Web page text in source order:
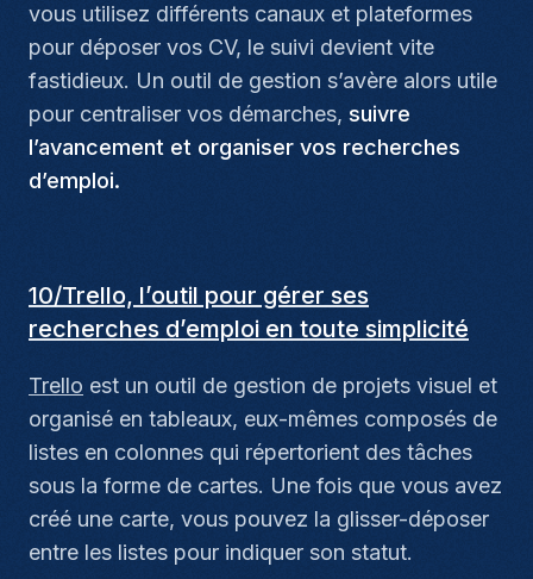
vous utilisez différents canaux et plateformes
pour déposer vos CV, le suivi devient vite
fastidieux. Un outil de gestion s’avère alors utile
pour centraliser vos démarches, suivre
l’avancement et organiser vos recherches
d’emploi.
10/Trello, l’outil pour gérer ses
recherches d’emploi en toute simplicité
Trello est un outil de gestion de projets visuel et
organisé en tableaux, eux-mêmes composés de
listes en colonnes qui répertorient des tâches
sous la forme de cartes. Une fois que vous avez
créé une carte, vous pouvez la glisser-déposer
entre les listes pour indiquer son statut.